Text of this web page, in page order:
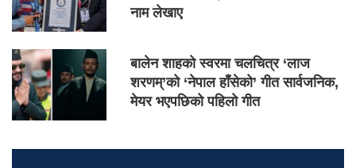
नाम लेखाए
बालेन शाहको स्वरमा चलचित्र ‘लाज
शरणम्’को ‘नेपाल हाँसेको’ गीत सार्वजनिक,
मेयर भएपछिको पहिलो गीत